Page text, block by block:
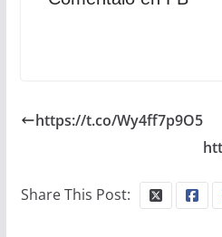
https://t.co/Wy4ff7p9O5
Share This Post: